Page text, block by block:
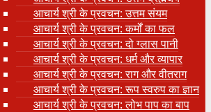
आचार्य श्री के प्रवचन: उत्तम संयम
आचार्य श्री के प्रवचन: कर्मों का फल
आचार्य श्री के प्रवचन: दो ग्लास पानी
आचार्य श्री के प्रवचन: धर्म और व्यापार
आचार्य श्री के प्रवचन: राग और वीतराग
आचार्य श्री के प्रवचन: रूप स्वरुप का ज्ञान
आचार्य श्री के प्रवचन: लोभ पाप का बाप